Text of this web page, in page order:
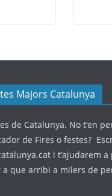
Majors Catalunya
de Catalunya. No t’en
de Fires o festes?
i t’ajudarem
que arribi a milers de